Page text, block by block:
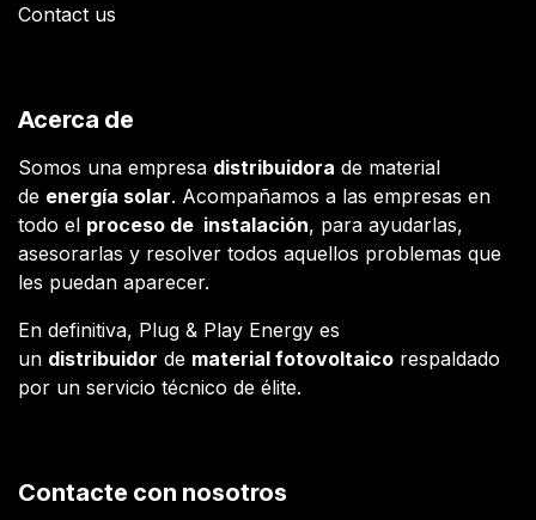
Contact us
Acerca de
Somos una empresa distribuidora de material
de energía solar. Acompañamos a las empresas en
todo el proceso de instalación, para ayudarlas,
asesorarlas y resolver todos aquellos problemas que
les puedan aparecer.
En definitiva, Plug & Play Energy es
un distribuidor de material fotovoltaico respaldado
por un servicio técnico de élite.
Contacte con nosotros